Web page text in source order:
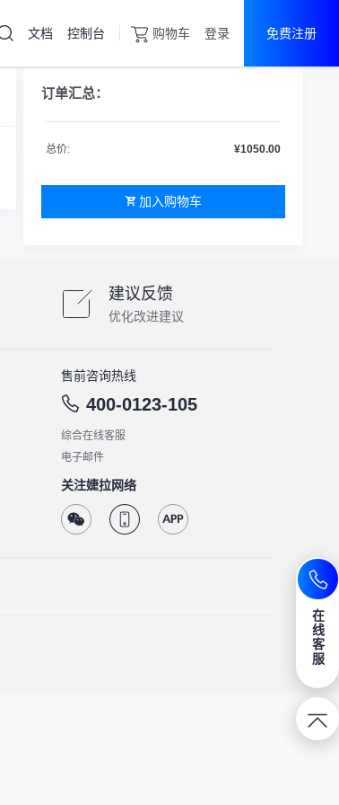
控制台
高防服务器
文档 控制台 购物车 登录 免费注册
订单汇总：
总价: ¥1050.00
加入购物车
建议反馈
优化改进建议
售前咨询热线
400-0123-105
综合在线客服
电子邮件
关注婕拉网络
在
线
客
服